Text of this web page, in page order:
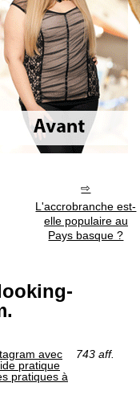
L'accrobranche est-
elle populaire au
Pays basque ?
avec
pratique
pratiques à
743 aff.